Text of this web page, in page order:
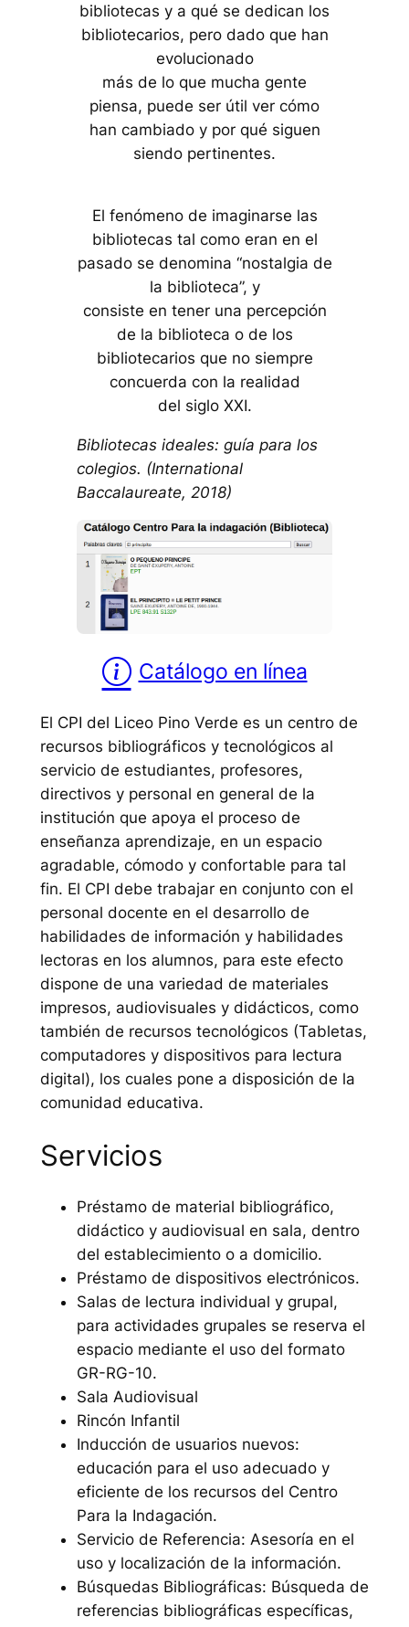
bibliotecas y a qué se dedican los
bibliotecarios, pero dado que han
evolucionado
más de lo que mucha gente
piensa, puede ser útil ver cómo
han cambiado y por qué siguen
siendo pertinentes.
El fenómeno de imaginarse las
bibliotecas tal como eran en el
pasado se denomina “nostalgia de
la biblioteca”, y
consiste en tener una percepción
de la biblioteca o de los
bibliotecarios que no siempre
concuerda con la realidad
del siglo XXI.
Bibliotecas ideales: guía para los
colegios. (International
Baccalaureate, 2018)
Catálogo en línea
El CPI del Liceo Pino Verde es un centro de
recursos bibliográficos y tecnológicos al
servicio de estudiantes, profesores,
directivos y personal en general de la
institución que apoya el proceso de
enseñanza aprendizaje, en un espacio
agradable, cómodo y confortable para tal
fin. El CPI debe trabajar en conjunto con el
personal docente en el desarrollo de
habilidades de información y habilidades
lectoras en los alumnos, para este efecto
dispone de una variedad de materiales
impresos, audiovisuales y didácticos, como
también de recursos tecnológicos (Tabletas,
computadores y dispositivos para lectura
digital), los cuales pone a disposición de la
comunidad educativa.
Servicios
Préstamo de material bibliográfico,
didáctico y audiovisual en sala, dentro
del establecimiento o a domicilio.
Préstamo de dispositivos electrónicos.
Salas de lectura individual y grupal,
para actividades grupales se reserva el
espacio mediante el uso del formato
GR-RG-10.
Sala Audiovisual
Rincón Infantil
Inducción de usuarios nuevos:
educación para el uso adecuado y
eficiente de los recursos del Centro
Para la Indagación.
Servicio de Referencia: Asesoría en el
uso y localización de la información.
Búsquedas Bibliográficas: Búsqueda de
referencias bibliográficas específicas,